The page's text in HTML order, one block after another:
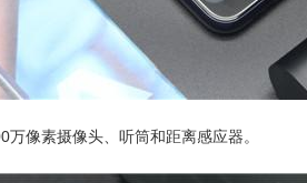
像素摄像头、听筒和距离感应器。